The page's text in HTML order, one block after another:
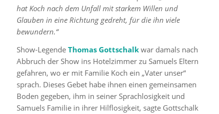
hat Koch nach dem Unfall mit starkem Willen und
Glauben in eine Richtung gedreht, für die ihn viele
bewundern.“
Show-Legende Thomas Gottschalkwar damals nach
Abbruch der Show ins Hotelzimmer zu Samuels Eltern
gefahren, wo er mit Familie Koch ein „Vater unser“
sprach. Dieses Gebet habe ihnen einen gemeinsamen
Boden gegeben, ihm in seiner Sprachlosigkeit und
Samuels Familie in ihrer Hilflosigkeit, sagte Gottschalk